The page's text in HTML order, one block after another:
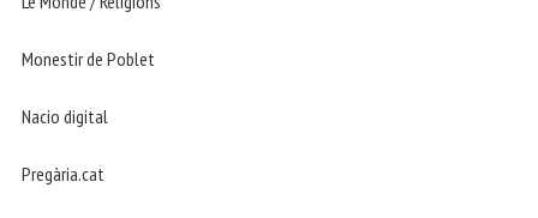
Monestir de Poblet
Nacio digital
Pregària.cat